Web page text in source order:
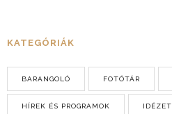
KATEGÓRIÁK
BARANGOLÓ FOTÓTÁR
HÍREK ÉS PROGRAMOK IDÉZET